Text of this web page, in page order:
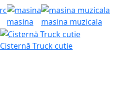
masina masina muzicala
Cisternă Truck cutie